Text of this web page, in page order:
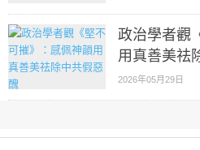
政治學者觀
用真善美祛
2026年05月29日